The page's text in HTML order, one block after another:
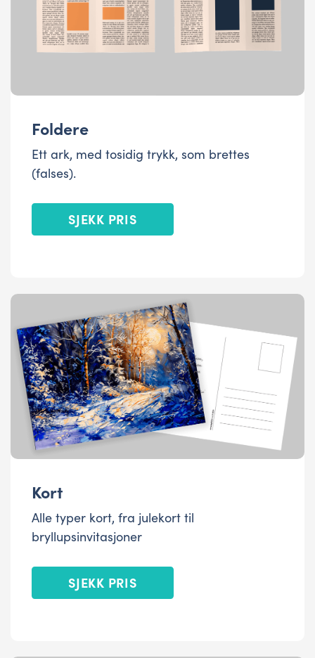
Foldere
Ett ark, med tosidig trykk, som brettes
(falses).
SJEKK PRIS
Kort
Alle typer kort, fra julekort til
bryllupsinvitasjoner
SJEKK PRIS